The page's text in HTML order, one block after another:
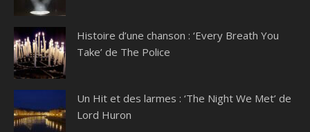
Histoire d’une chanson : ‘Every Breath You
Take’ de The Police
Un Hit et des larmes : ‘The Night We Met’ de
Lord Huron